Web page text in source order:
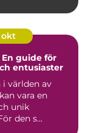
okt
guide för
entusiaster
världen av
vara en
unik
den s...